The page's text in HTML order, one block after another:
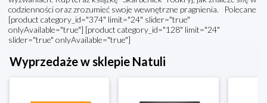
codzienności oraz zrozumieć swoje wewnętrzne pragnienia. Polecane
[product category_id="374" limit="24" slider="true"
onlyAvailable="true"] [product category_id="128" limit="24"
slider="true" onlyAvailable="true"]
Wyprzedaże w sklepie Natuli